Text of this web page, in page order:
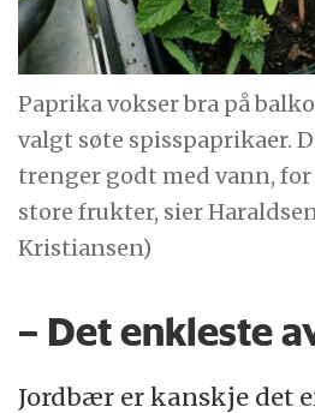
Paprika vokser bra på
valgt søte spisspaprikaer.
trenger godt med vann, for
store frukter, sier
Kristiansen)
– Det enkleste
Jordbær er kanskje det